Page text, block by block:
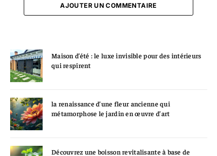
AJOUTER UN COMMENTAIRE
Maison d’été : le luxe invisible pour des intérieurs
qui respirent
la renaissance d’une fleur ancienne qui
métamorphose le jardin en œuvre d’art
Découvrez une boisson revitalisante à base de